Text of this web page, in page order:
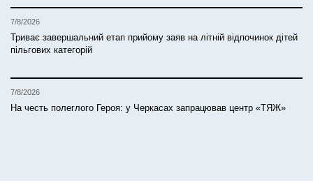
7/8/2026
Триває завершальний етап прийому заяв на літній відпочинок дітей
пільгових категорій
7/8/2026
На честь полеглого Героя: у Черкасах запрацював центр «ТЯЖ»